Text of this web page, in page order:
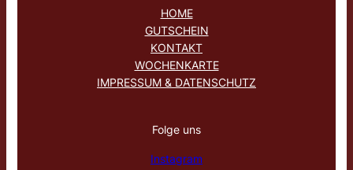
HOME
GUTSCHEIN
KONTAKT
WOCHENKARTE
IMPRESSUM & DATENSCHUTZ
Folge uns
Instagram